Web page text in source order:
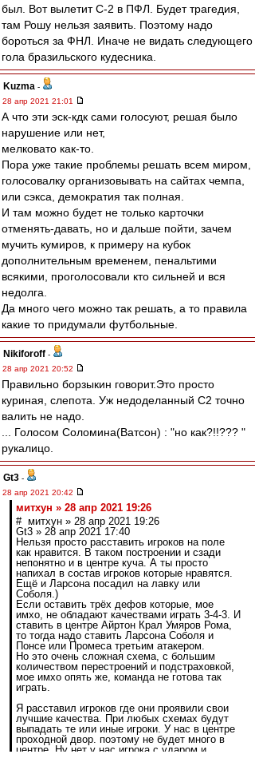
был. Вот вылетит С-2 в ПФЛ. Будет трагедия,
там Рошу нельзя заявить. Поэтому надо
бороться за ФНЛ. Иначе не видать следующего
гола бразильского кудесника.
Kuzma -
28 апр 2021 21:01
А что эти эск-кдк сами голосуют, решая было
нарушение или нет,
мелковато как-то.
Пора уже такие проблемы решать всем миром,
голосовалку организовывать на сайтах чемпа,
или сэкса, демократия так полная.
И там можно будет не только карточки
отменять-давать, но и дальше пойти, зачем
мучить кумиров, к примеру на кубок
дополнительным временем, пенальтими
всякими, проголосовали кто сильней и вся
недолга.
Да много чего можно так решать, а то правила
какие то придумали футбольные.
Nikiforoff -
28 апр 2021 20:52
Правильно борзыкин говорит.Это просто
куриная, слепота. Уж недоделанный С2 точно
валить не надо.
... Голосом Соломина(Ватсон) : "но как?!!??? "
рукалицо.
Gt3 -
28 апр 2021 20:42
митхун » 28 апр 2021 19:26
# митхун » 28 апр 2021 19:26
Gt3 » 28 апр 2021 17:40
Нельзя просто расставить игроков на поле
как нравится. В таком построении и сзади
непонятно и в центре куча. А ты просто
напихал в состав игроков которые нравятся.
Ещё и Ларсона посадил на лавку или
Соболя.)
Если оставить трёх дефов которые, мое
имхо, не обладают качествами играть 3-4-3. И
ставить в центре Айртон Крал Умяров Рома,
то тогда надо ставить Ларсона Соболя и
Понсе или Промеса третьим атакером.
Но это очень сложная схема, с большим
количеством перестроений и подстраховкой,
мое имхо опять же, команда не готова так
играть.
Я расставил игроков где они проявили свои
лучшие качества. При любых схемах будут
выпадать те или иные игроки. У нас в центре
проходной двор. поэтому не будет много в
центре. Ну нет у нас игрока с ударом и